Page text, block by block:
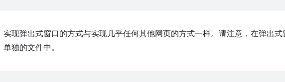
实现弹出式窗口的方式与实现几乎任何其他网页的方式一样。请注意，在弹出
单独的文件中。